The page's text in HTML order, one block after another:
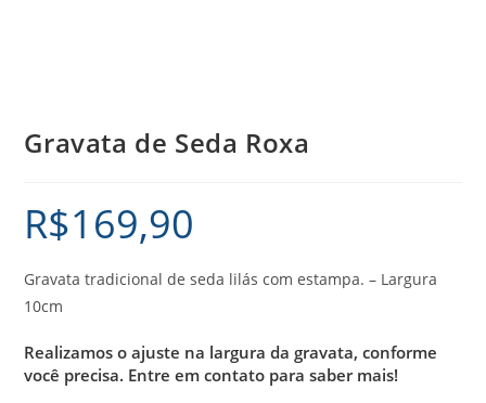
Gravata de Seda Roxa
R$169,90
Gravata tradicional de seda lilás com estampa. – Largura
10cm
Realizamos o ajuste na largura da gravata, conforme
você precisa. Entre em contato para saber mais!